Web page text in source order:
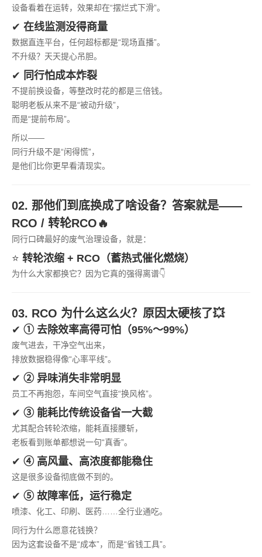
设备看着在运转，效果却在“摆烂式下滑”。
✔ 在线监测没得商量
数据直连平台，任何超标都是“现场直播”。
不升级？天天提心吊胆。
✔ 同行怕成本炸裂
不提前换设备，等整改时花的都是三倍钱。
聪明老板从来不是“被动升级”，
而是“提前布局”。
所以——
同行升级不是“闲得慌”，
是他们比你更早看清现实。
02. 那他们到底换成了啥设备？答案就是——
RCO / 转轮RCO🔥
同行口碑最好的废气治理设备，就是：
⭐ 转轮浓缩 + RCO（蓄热式催化燃烧）
为什么大家都换它？因为它真的强得离谱👇
03. RCO 为什么这么火？原因太硬核了💥
✔ ① 去除效率高得可怕（95%～99%）
废气进去，干净空气出来，
排放数据稳得像“心率平线”。
✔ ② 异味消失非常明显
员工不再抱怨，车间空气直接“换风格”。
✔ ③ 能耗比传统设备省一大截
尤其配合转轮浓缩，能耗直接腰斩，
老板看到账单都想说一句“真香”。
✔ ④ 高风量、高浓度都能稳住
这是很多设备彻底做不到的。
✔ ⑤ 故障率低，运行稳定
喷漆、化工、印刷、医药……全行业通吃。
同行为什么愿意花钱换？
因为这套设备不是“成本”，而是“省钱工具”。